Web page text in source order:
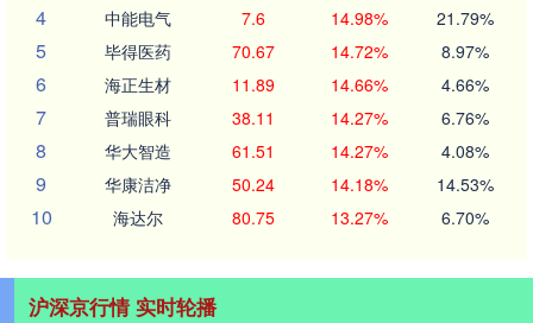
4 中能电气 7.6 14.98% 21.79%
5 毕得医药 70.67 14.72% 8.97%
6 海正生材 11.89 14.66% 4.66%
7 普瑞眼科 38.11 14.27% 6.76%
8 华大智造 61.51 14.27% 4.08%
9 华康洁净 50.24 14.18% 14.53%
10 海达尔 80.75 13.27% 6.70%
沪深京行情 实时轮播